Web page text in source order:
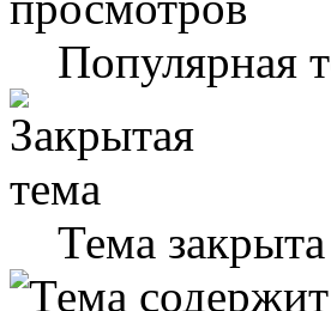
Популярная
Тема закрыта